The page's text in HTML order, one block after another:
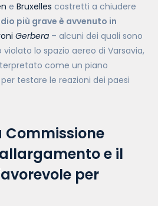
e Bruxelles costretti a chiudere
più grave è avvenuto in
Gerbera – alcuni dei quali sono
lo spazio aereo di Varsavia,
come un piano
testare le reazioni dei paesi
e il
per